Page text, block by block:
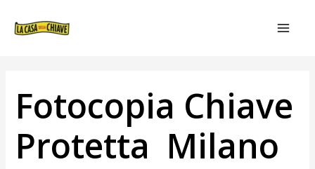
Fotocopia Chiave
Protetta Milano
ARTICOLI